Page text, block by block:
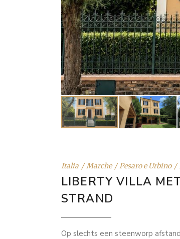
Italia Marche Pesaro e Urbino
LIBERTY VILLA
STRAND
Op slechts een steenworp